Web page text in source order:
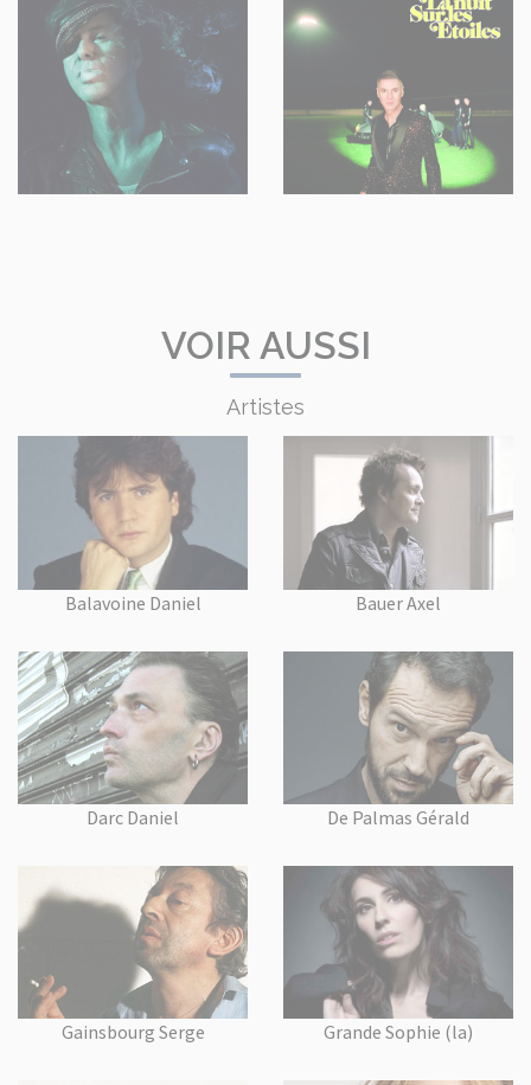
VOIR AUSSI
Artistes
Balavoine Daniel Bauer Axel
Darc Daniel De Palmas Gérald
Gainsbourg Serge Grande Sophie (la)